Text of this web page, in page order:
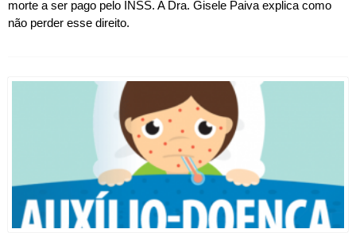
morte a ser pago pelo INSS. A Dra. Gisele Paiva explica como
não perder esse direito.